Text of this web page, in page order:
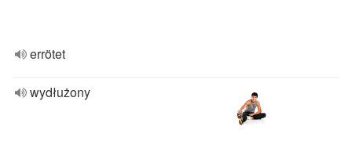
errötet
wydłużony